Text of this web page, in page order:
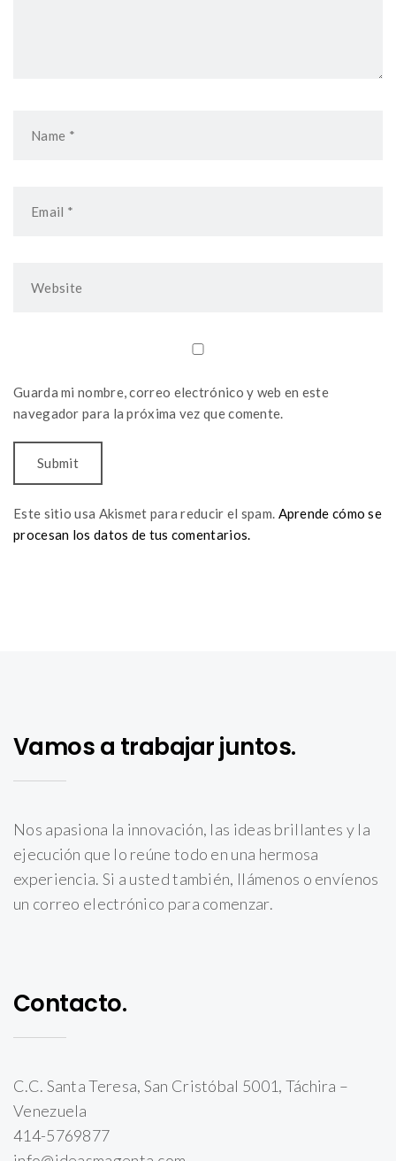
Guarda mi nombre, correo electrónico y web en este
navegador para la próxima vez que comente.
Este sitio usa Akismet para reducir el spam. Aprende cómo se
procesan los datos de tus comentarios.
Vamos a trabajar juntos.
Nos apasiona la innovación, las ideas brillantes y la
ejecución que lo reúne todo en una hermosa
experiencia. Si a usted también, llámenos o envíenos
un correo electrónico para comenzar.
Contacto.
C.C. Santa Teresa, San Cristóbal 5001, Táchira –
Venezuela
414-5769877